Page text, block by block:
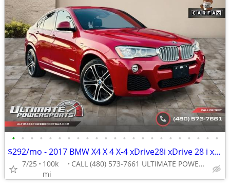
• • • • • • • • • • • • • • • • • • • • • • •
$292/mo - 2017 BMW X4 X 4 X-4 xDrive28i xDrive 28 i xDrive-28-i M Spor
7/25
100k
mi
CALL (480) 573-7661 ULTIMATE POWERSPORTS